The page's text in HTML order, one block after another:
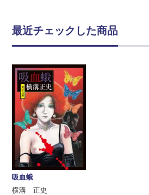
最近チェックした商品
吸血蛾
横溝 正史